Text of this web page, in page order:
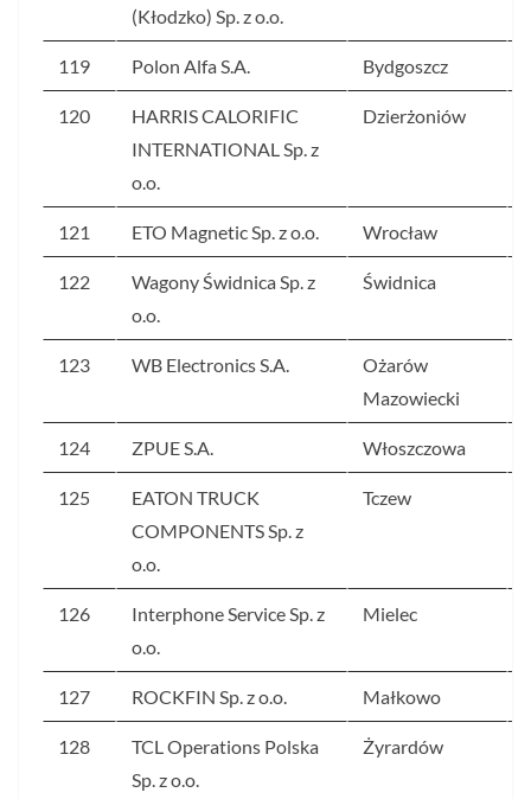
(Kłodzko) Sp. z o.o.
119 Polon Alfa S.A. Bydgoszcz
120
HARRIS CALORIFIC
INTERNATIONAL Sp. z
o.o.
Dzierżoniów
121 ETO Magnetic Sp. z o.o. Wrocław
122
Wagony Świdnica Sp. z
o.o.
Świdnica
123 WB Electronics S.A.
Ożarów
Mazowiecki
124 ZPUE S.A. Włoszczowa
125
EATON TRUCK
COMPONENTS Sp. z
o.o.
Tczew
126
Interphone Service Sp. z
o.o.
Mielec
127 ROCKFIN Sp. z o.o. Małkowo
128
TCL Operations Polska
Sp. z o.o.
Żyrardów